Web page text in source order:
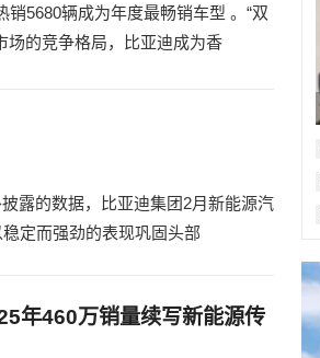
5680辆成为年度最畅销车型 。“双
场的竞争格局，比亚迪成为香
露的数据，比亚迪集团2月新能源汽
定而强劲的表现巩固头部
年460万销量续写新能源传